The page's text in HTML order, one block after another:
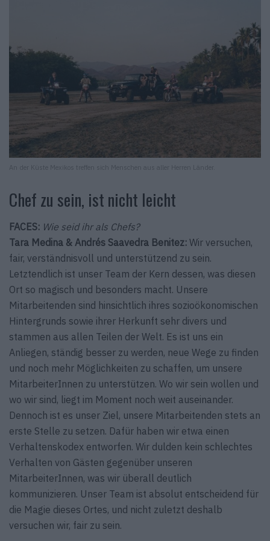
An der Küste Mexikos treffen sich Menschen aus aller Herren Länder.
Chef zu sein, ist nicht leicht
FACES: Wie seid ihr als Chefs?
Tara Medina & Andrés Saavedra Benitez: Wir versuchen,
fair, verständnisvoll und unterstützend zu sein.
Letztendlich ist unser Team der Kern dessen, was diesen
Ort so magisch und besonders macht. Unsere
Mitarbeitenden sind hinsichtlich ihres sozioökonomischen
Hintergrunds sowie ihrer Herkunft sehr divers und
stammen aus allen Teilen der Welt. Es ist uns ein
Anliegen, ständig besser zu werden, neue Wege zu finden
und noch mehr Möglichkeiten zu schaffen, um unsere
MitarbeiterInnen zu unterstützen. Wo wir sein wollen und
wo wir sind, liegt im Moment noch weit auseinander.
Dennoch ist es unser Ziel, unsere Mitarbeitenden stets an
erste Stelle zu setzen. Dafür haben wir etwa einen
Verhaltenskodex entworfen. Wir dulden kein schlechtes
Verhalten von Gästen gegenüber unseren
MitarbeiterInnen, was wir überall deutlich
kommunizieren. Unser Team ist absolut entscheidend für
die Magie dieses Ortes, und nicht zuletzt deshalb
versuchen wir, fair zu sein.